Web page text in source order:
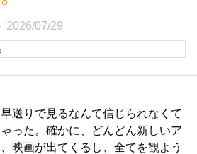
2026/07/29
送りで見るなんて信じられなくて
った。確かに、どんどん新しいア
映画が出てくるし、全てを観よう